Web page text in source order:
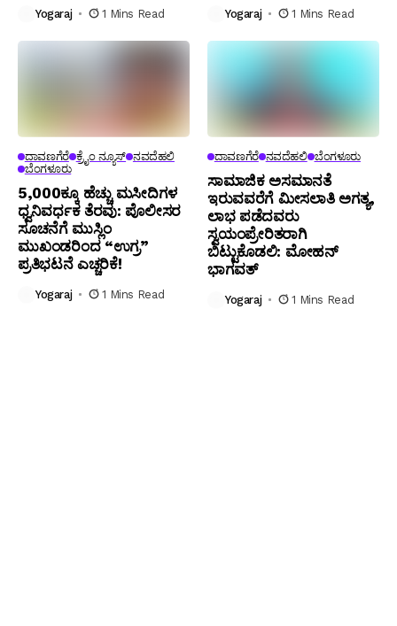
Yogaraj 1 Mins Read Yogaraj 1 Mins Read
ದಾವಣಗೆರೆ ಕ್ರೈಂ ನ್ಯೂಸ್ ನವದೆಹಲಿ
ಬೆಂಗಳೂರು
5,000ಕ್ಕೂ ಹೆಚ್ಚು ಮಸೀದಿಗಳ
ಧ್ವನಿವರ್ಧಕ ತೆರವು: ಪೊಲೀಸರ
ಸೂಚನೆಗೆ ಮುಸ್ಲಿಂ
ಮುಖಂಡರಿಂದ “ಉಗ್ರ”
ಪ್ರತಿಭಟನೆ ಎಚ್ಚರಿಕೆ!
Yogaraj 1 Mins Read
ದಾವಣಗೆರೆ ನವದೆಹಲಿ ಬೆಂಗಳೂರು
ಸಾಮಾಜಿಕ ಅಸಮಾನತೆ
ಇರುವವರೆಗೆ ಮೀಸಲಾತಿ ಅಗತ್ಯ,
ಲಾಭ ಪಡೆದವರು
ಸ್ವಯಂಪ್ರೇರಿತರಾಗಿ
ಬಿಟ್ಟುಕೊಡಲಿ: ಮೋಹನ್
ಭಾಗವತ್
Yogaraj 1 Mins Read